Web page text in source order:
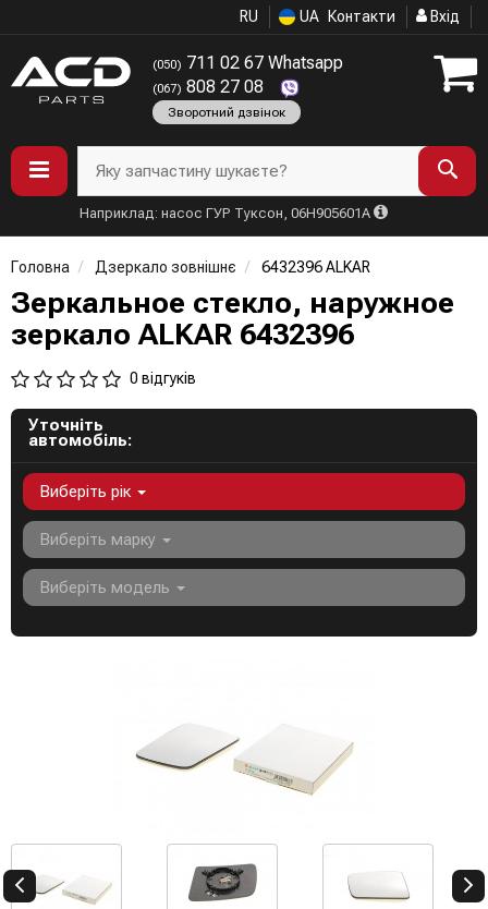
RU UA Контакти Вхід
(050) 711 02 67 Whatsapp
(067) 808 27 08
Зворотний дзвінок
Яку запчастину шукаєте?
Наприклад: насос ГУР Туксон, 06H905601A
Головна Дзеркало зовнішнє 6432396 ALKAR
Зеркальное стекло, наружное
зеркало ALKAR 6432396
0 відгуків
Уточніть
автомобіль:
Виберіть рік
Виберіть марку
Виберіть модель